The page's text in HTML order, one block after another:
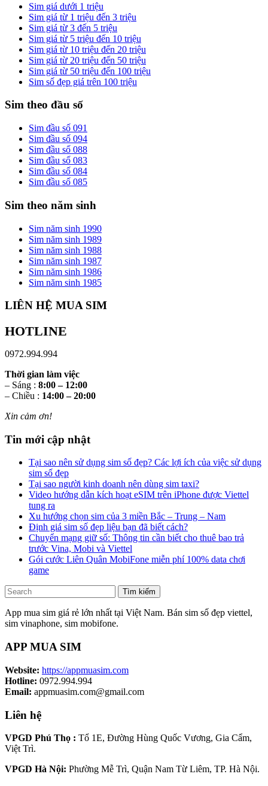
Sim giá dưới 1 triệu
Sim giá từ 1 triệu đến 3 triệu
Sim giá từ 3 đến 5 triệu
Sim giá từ 5 triệu đến 10 triệu
Sim giá từ 10 triệu đến 20 triệu
Sim giá từ 20 triệu đến 50 triệu
Sim giá từ 50 triệu đến 100 triệu
Sim số đẹp giá trên 100 triệu
Sim theo đầu số
Sim đầu số 091
Sim đầu số 094
Sim đầu số 088
Sim đầu số 083
Sim đầu số 084
Sim đầu số 085
Sim theo năm sinh
Sim năm sinh 1990
Sim năm sinh 1989
Sim năm sinh 1988
Sim năm sinh 1987
Sim năm sinh 1986
Sim năm sinh 1985
LIÊN HỆ MUA SIM
HOTLINE
0972.994.994
Thời gian làm việc
– Sáng : 8:00 – 12:00
– Chiều : 14:00 – 20:00
Xin cảm ơn!
Tin mới cập nhật
Tại sao nên sử dụng sim số đẹp? Các lợi ích của việc sử dụng
sim số đẹp
Tại sao người kinh doanh nên dùng sim taxi?
Video hướng dẫn kích hoạt eSIM trên iPhone được Viettel
tung ra
Xu hướng chọn sim của 3 miền Bắc – Trung – Nam
Định giá sim số đẹp liệu bạn đã biết cách?
Chuyển mạng giữ số: Thông tin cần biết cho thuê bao trả
trước Vina, Mobi và Viettel
Gói cước Liên Quân MobiFone miễn phí 100% data chơi
game
Tìm kiếm
App mua sim giá rẻ lớn nhất tại Việt Nam. Bán sim số đẹp viettel,
sim vinaphone, sim mobifone.
APP MUA SIM
Website: https://appmuasim.com
Hotline: 0972.994.994
Email: appmuasim.com@gmail.com
Liên hệ
VPGD Phú Thọ : Tổ 1E, Đường Hùng Quốc Vương, Gia Cẩm,
Việt Trì.
VPGD Hà Nội: Phường Mễ Trì, Quận Nam Từ Liêm, TP. Hà Nội.